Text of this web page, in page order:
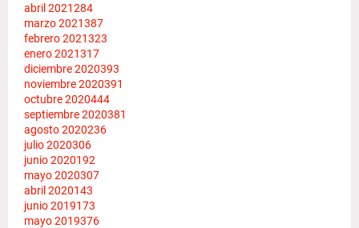
abril 2021284
marzo 2021387
febrero 2021323
enero 2021317
diciembre 2020393
noviembre 2020391
octubre 2020444
septiembre 2020381
agosto 2020236
julio 2020306
junio 2020192
mayo 2020307
abril 2020143
junio 2019173
mayo 2019376